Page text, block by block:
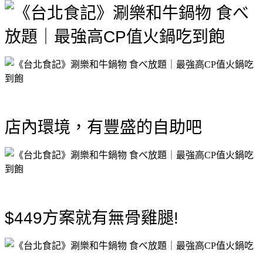
店內環境，有豐盛的自助吧
$449方案就有無骨雞腿!